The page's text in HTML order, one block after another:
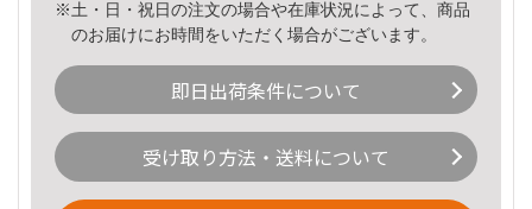
※土・日・祝日の注文の場合や在庫状況によって、商品
のお届けにお時間をいただく場合がございます。
即日出荷条件について
受け取り方法・送料について